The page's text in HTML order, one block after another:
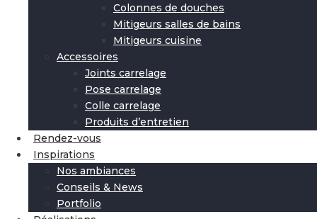
Colonnes de douches
Mitigeurs salles de bains
Mitigeurs cuisine
Accessoires
Joints carrelage
Pose carrelage
Colle carrelage
Produits d’entretien
Rendez-vous
Inspirations
Nos ambiances
Conseils & News
Portfolio